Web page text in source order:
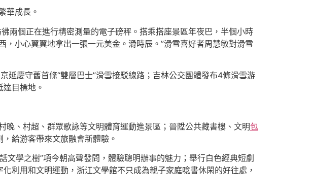
華成長。
兩個正在進行精密測量的電子磅秤。搭乘搭座景區年夜巴，半個小時
，小心翼翼地拿出一張一元美金。滑時辰。”滑雪喜好者周慧敏對滑雪
慶守舊首條“雙層巴士”滑雪接駁線路；吉林公交團體發布4條滑雪游
目標地。
、村超、群眾歌詠等文明體育運動進景區；晉陞公共藏書樓、文明包
給游客帶來文旅融會新體驗。
學之樹”項今朝高聲發問，體驗聰明辦事的魅力；舉行白色經典短劇
利用和文明運動，浙江文學館不只成為親子家庭唸書休閑的好往處，